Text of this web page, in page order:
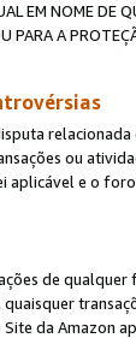
EM NOME DE
PARA A
ou
aplicável e o
de
da Amazon